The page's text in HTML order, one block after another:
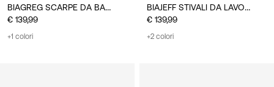
BIAGREG SCARPE DA BARCA
€ 139,99
+1 colori
BIAJEFF STIVALI DA LAVORO MOC TOE
€ 139,99
+2 colori